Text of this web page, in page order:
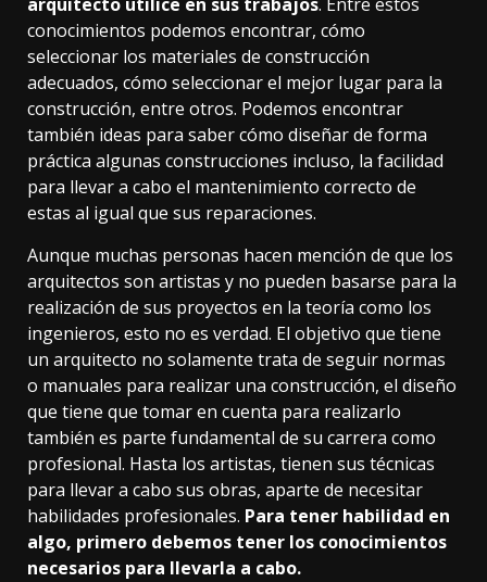
conocimientos podemos encontrar, cómo
seleccionar los materiales de construcción
adecuados, cómo seleccionar el mejor lugar para la
construcción, entre otros. Podemos encontrar
también ideas para saber cómo diseñar de forma
práctica algunas construcciones incluso, la facilidad
para llevar a cabo el mantenimiento correcto de
estas al igual que sus reparaciones.
Aunque muchas personas hacen mención de que los
arquitectos son artistas y no pueden basarse para la
realización de sus proyectos en la teoría como los
ingenieros, esto no es verdad. El objetivo que tiene
un arquitecto no solamente trata de seguir normas
o manuales para realizar una construcción, el diseño
que tiene que tomar en cuenta para realizarlo
también es parte fundamental de su carrera como
profesional. Hasta los artistas, tienen sus técnicas
para llevar a cabo sus obras, aparte de necesitar
habilidades profesionales. Para tener habilidad en
algo, primero debemos tener los conocimientos
necesarios para llevarla a cabo.